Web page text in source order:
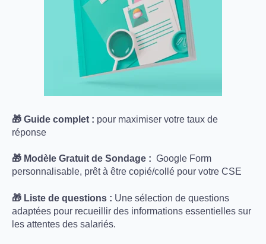
🎁 Guide complet : pour maximiser votre taux de
réponse
🎁 Modèle Gratuit de Sondage : Google Form
personnalisable, prêt à être copié/collé pour votre CSE
🎁 Liste de questions : Une sélection de questions
adaptées pour recueillir des informations essentielles sur
les attentes des salariés.